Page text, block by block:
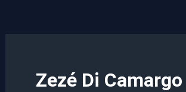
Zezé Di Camargo